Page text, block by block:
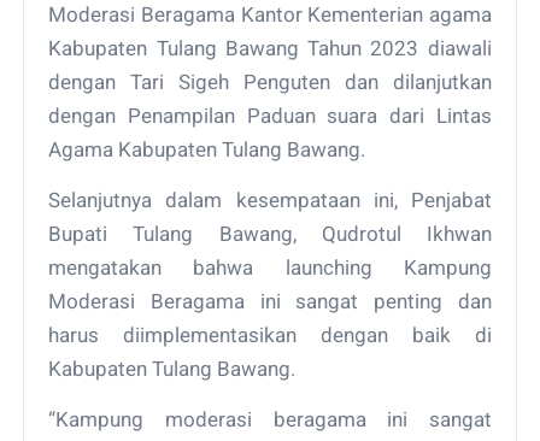
Moderasi Beragama Kantor Kementerian agama
Kabupaten Tulang Bawang Tahun 2023 diawali
dengan Tari Sigeh Penguten dan dilanjutkan
dengan Penampilan Paduan suara dari Lintas
Agama Kabupaten Tulang Bawang.
Selanjutnya dalam kesempataan ini, Penjabat
Bupati Tulang Bawang, Qudrotul Ikhwan
mengatakan bahwa launching Kampung
Moderasi Beragama ini sangat penting dan
harus diimplementasikan dengan baik di
Kabupaten Tulang Bawang.
“Kampung moderasi beragama ini sangat